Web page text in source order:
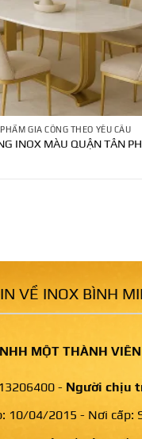
GIA CÔNG THEO YÊU CẦU
INOX MÀU QUẬN TÂN
VỀ INOX BÌNH
MỘT THÀNH
- Người chịu
10/04/2015 - Nơi cấp: